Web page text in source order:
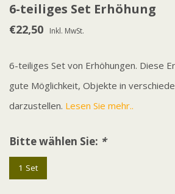
6-teiliges Set Erhöhung
€22,50 Inkl. MwSt.
6-teiliges Set von Erhöhungen. Diese
gute Möglichkeit, Objekte in
darzustellen. Lesen Sie mehr..
Bitte wählen Sie: *
1 Set